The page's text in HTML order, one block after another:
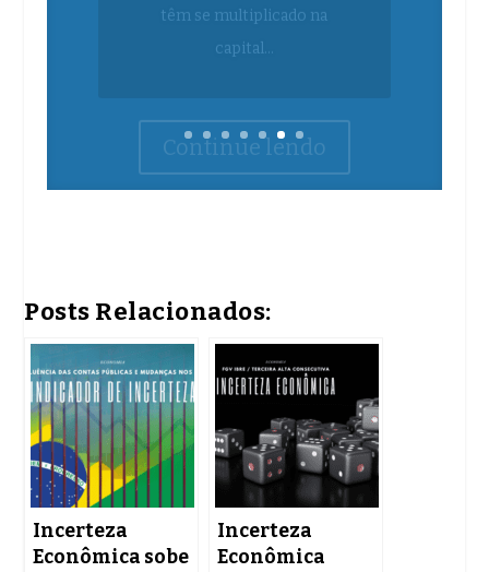
Posts Relacionados:
Incerteza
Econômica sobe
Incerteza
Econômica